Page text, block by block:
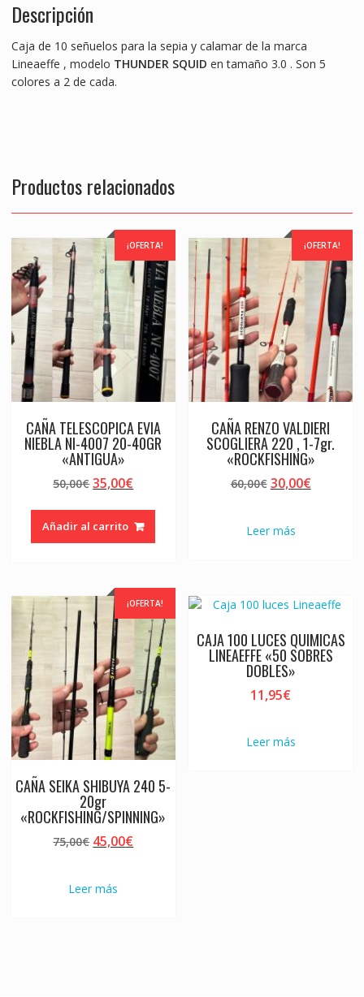
o
o
k
p
p
g
er
Descripción
Caja de 10 señuelos para la sepia y calamar de la marca
Lineaeffe , modelo THUNDER SQUID en tamaño 3.0 . Son 5
colores a 2 de cada.
Productos relacionados
¡OFERTA!
CAÑA TELESCOPICA EVIA
NIEBLA NI-4007 20-40GR
«ANTIGUA»
50,00€El
original
era:
35,00€El
actual
es:
Añadir al carrito
¡OFERTA!
CAÑA RENZO VALDIERI
SCOGLIERA 220 , 1-7gr.
«ROCKFISHING»
60,00€ El
era:
30,00€El
Leer más
¡OFERTA!
CAÑA SEIKA SHIBUYA 240 5-
20gr
«ROCKFISHING/SPINNING»
75,00€ El
era:
45,00€El
Leer más
CAJA 100 LUCES QUIMICAS
LINEAEFFE «50 SOBRES
DOBLES»
11,95€
Leer más